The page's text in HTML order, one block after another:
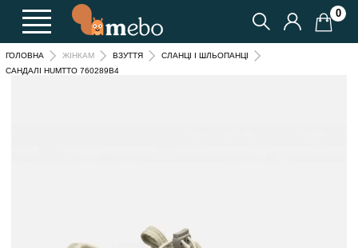
0
ГОЛОВНА ЖІНКАМ ВЗУТТЯ
СЛАНЦІ І ШЛЬОПАНЦІ
САНДАЛІ HUMTTO 760289B4